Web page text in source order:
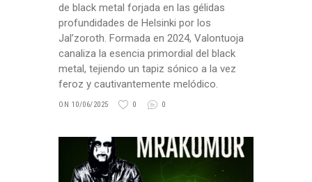
de black metal forjada en las gélidas
profundidades de Helsinki por los
Jal’zoroth. Formada en 2024, Valontuoja
canaliza la esencia primordial del black
metal, tejiendo un tapiz sónico a la vez
feroz y cautivantemente melódico.
ON 10/06/2025 0 0